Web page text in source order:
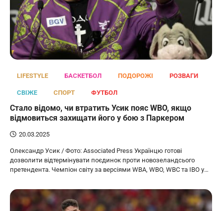
LIFESTYLE БАСКЕТБОЛ ПОДОРОЖІ РОЗВАГИ
СВІЖЕ СПОРТ ФУТБОЛ
Стало відомо, чи втратить Усик пояс WBO, якщо
відмовиться захищати його у бою з Паркером
20.03.2025
Олександр Усик / Фото: Associated Press Українцю готові
дозволити відтермінувати поєдинок проти новозеландсього
претендента. Чемпіон світу за версіями WBA, WBO, WBC та IBO у…